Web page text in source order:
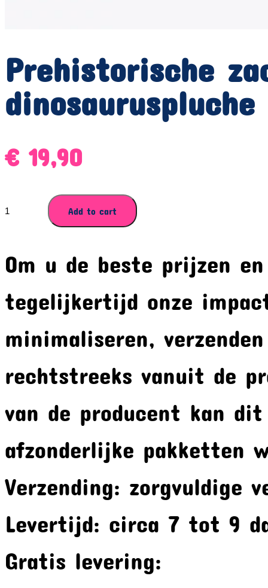
Prehistorische
dinosauruspluche
€19,90
Prehistorische
zachtheid
deze
dinosauruspluche
Add to cart
Om u de beste prijzen
tegelijkertijd onze
minimaliseren,
rechtstreeks vanuit de
van de producent kan
afzonderlijke pakketten
Verzending: zorgvuldige
Levertijd: circa 7 tot 9
Gratis levering: